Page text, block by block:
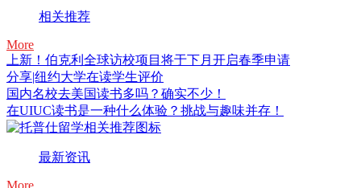
相关推荐
More
上新！伯克利全球访校项目将于下月开启春季申请
分享|纽约大学在读学生评价
国内名校去美国读书多吗？确实不少！
在UIUC读书是一种什么体验？挑战与趣味并存！
最新资讯
More